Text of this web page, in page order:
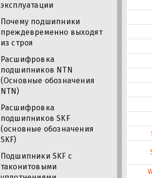
эксплуатации
Почему подшипники
преждевременно выходят
из строя
Расшифровка
подшипников NTN
(Основные обозначения
NTN)
Расшифровка
подшипников SKF
(основные обозначения
SKF)
Подшипники SKF с
таконитовыми